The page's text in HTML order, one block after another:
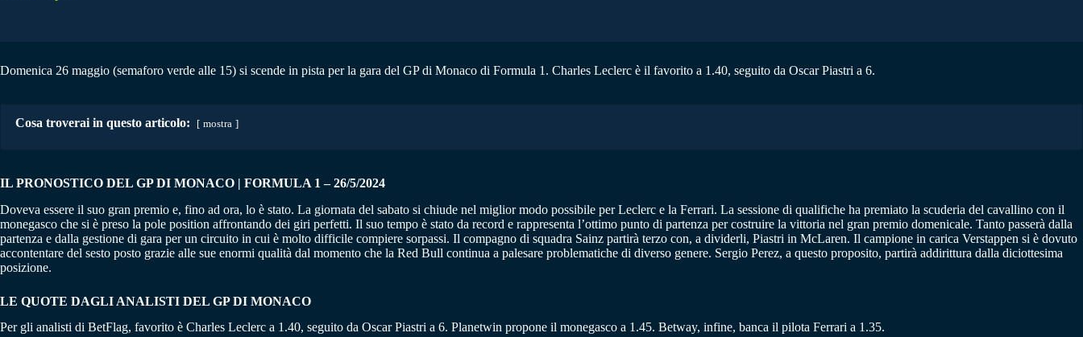
Domenica 26 maggio (semaforo verde alle 15) si scende in pista per la gara del GP di Monaco di Formula 1. Charles Leclerc è il favorito a 1.40, seguito da Oscar Piastri a 6.
Cosa troverai in questo articolo: mostra
IL PRONOSTICO DEL GP DI MONACO | FORMULA 1 – 26/5/2024
Doveva essere il suo gran premio e, fino ad ora, lo è stato. La giornata del sabato si chiude nel miglior modo possibile per Leclerc e la Ferrari. La sessione di qualifiche ha premiato la scuderia del cavallino con il
monegasco che si è preso la pole position affrontando dei giri perfetti. Il suo tempo è stato da record e rappresenta l’ottimo punto di partenza per costruire la vittoria nel gran premio domenicale. Tanto passerà dalla
partenza e dalla gestione di gara per un circuito in cui è molto difficile compiere sorpassi. Il compagno di squadra Sainz partirà terzo con, a dividerli, Piastri in McLaren. Il campione in carica Verstappen si è dovuto
accontentare del sesto posto grazie alle sue enormi qualità dal momento che la Red Bull continua a palesare problematiche di diverso genere. Sergio Perez, a questo proposito, partirà addirittura dalla diciottesima
posizione.
LE QUOTE DAGLI ANALISTI DEL GP DI MONACO
Per gli analisti di BetFlag, favorito è Charles Leclerc a 1.40, seguito da Oscar Piastri a 6. Planetwin propone il monegasco a 1.45. Betway, infine, banca il pilota Ferrari a 1.35.